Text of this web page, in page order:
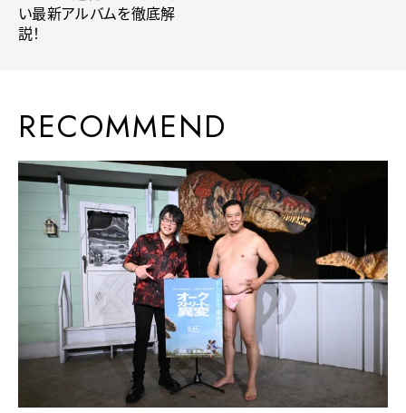
い最新アルバムを徹底解
説！
RECOMMEND